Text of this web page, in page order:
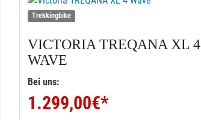
Trekkingbike
VICTORIA TREQANA XL 4
WAVE
Bei uns:
1.299,00€*